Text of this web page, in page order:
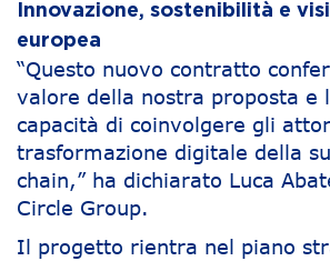
Innovazione, sostenibilità e
europea
“Questo nuovo contratto
valore della nostra proposta e
capacità di coinvolgere gli
trasformazione digitale della
chain,” ha dichiarato Luca
Circle Group.
Il progetto rientra nel piano